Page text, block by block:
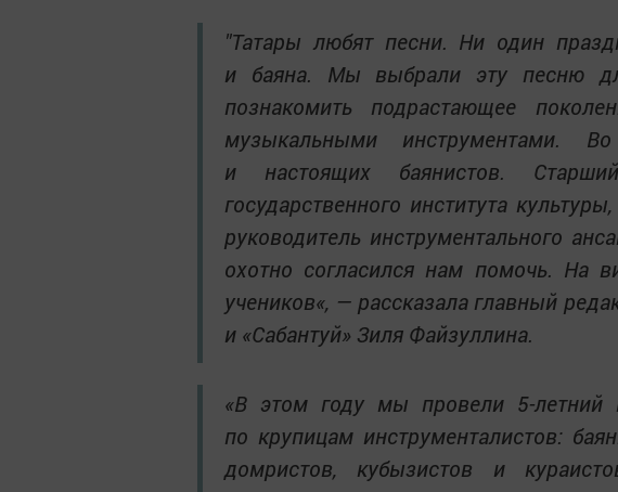
"Татары любят песни. Ни один
и баяна. Мы выбрали эту песню
познакомить подрастающее
музыкальными инструментами.
и настоящих баянистов.
государственного института
руководитель инструментального
охотно согласился нам помочь. На
учеников«, — рассказала главный
и «Сабантуй» Зиля Файзуллина.
«В этом году мы провели 5-летний
по крупицам инструменталистов:
домристов, кубызистов и